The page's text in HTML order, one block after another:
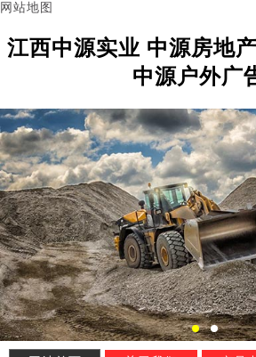
网站地图
江西中源实业 中源房地
中源户外广